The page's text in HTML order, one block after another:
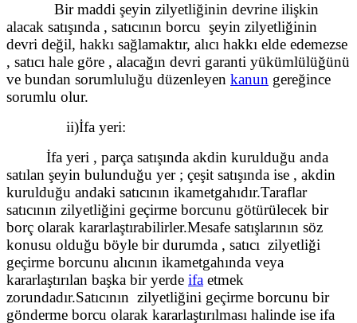
Bir maddi şeyin zilyetliğinin devrine ilişkin
alacak satışında , satıcının borcu şeyin zilyetliğinin
devri değil, hakkı sağlamaktır, alıcı hakkı elde edemezse
, satıcı hale göre , alacağın devri garanti yükümlülüğünü
ve bundan sorumluluğu düzenleyen kanun gereğince
sorumlu olur.
ii)İfa yeri:
İfa yeri , parça satışında akdin kurulduğu anda
satılan şeyin bulunduğu yer ; çeşit satışında ise , akdin
kurulduğu andaki satıcının ikametgahıdır.Taraflar
satıcının zilyetliğini geçirme borcunu götürülecek bir
borç olarak kararlaştırabilirler.Mesafe satışlarının söz
konusu olduğu böyle bir durumda , satıcı zilyetliği
geçirme borcunu alıcının ikametgahında veya
kararlaştırılan başka bir yerde ifa etmek
zorundadır.Satıcının zilyetliğini geçirme borcunu bir
gönderme borcu olarak kararlaştırılması halinde ise ifa